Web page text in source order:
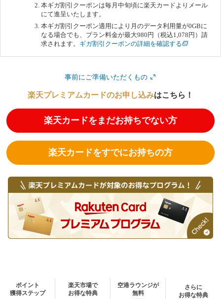
本ギガ割引クーポンは毎月中旬頃に楽天カードよりメール
にて進呈いたします。
本ギガ割引クーポン適用により月のデータ利用量が0GBに
なる場合でも、プラン料金が最大980円（税込1,078円）請
求されます。 ギガ割引クーポンの詳細を確認する
事前にご準備いただくもの
楽天プレミアムカードのお申し込みはこちら！
楽天カードをまだお持ちでない方
楽天カードをすでにお持ちの方
ポイント
獲得ステップ
楽天市場で
お得な特典
空港ラウンジが
無料
さらに
お得な特典